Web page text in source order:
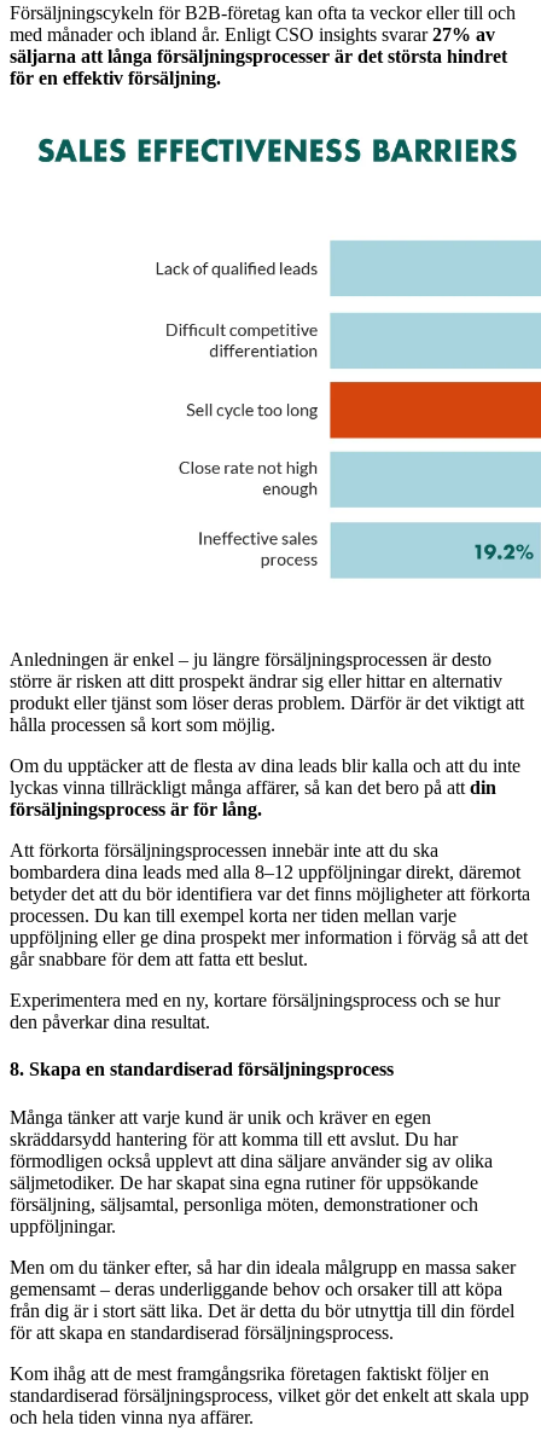
Försäljningscykeln för B2B-företag kan ofta ta veckor eller till och
med månader och ibland år. Enligt CSO insights svarar27% av
säljarna att långa försäljningsprocesser är det största hindret
för en effektiv försäljning.
Anledningen är enkel – ju längre försäljningsprocessen är desto
större är risken att ditt prospekt ändrar sig eller hittar en alternativ
produkt eller tjänst som löser deras problem. Därför är det viktigt att
hålla processen så kort som möjlig.
Om du upptäcker att de flesta av dina leads blir kalla och att du inte
lyckas vinna tillräckligt många affärer, så kan det bero på att din
försäljningsprocess är för lång.
Att förkorta försäljningsprocessen innebär inte att du ska
bombardera dina leads med alla 8–12 uppföljningar direkt, däremot
betyder det att du bör identifiera var det finns möjligheter att förkorta
processen. Du kan till exempel korta ner tiden mellan varje
uppföljning eller ge dina prospekt mer information i förväg så att det
går snabbare för dem att fatta ett beslut.
Experimentera med en ny, kortare försäljningsprocess och se hur
den påverkar dina resultat.
8. Skapa en standardiserad försäljningsprocess
Många tänker att varje kund är unik och kräver en egen
skräddarsydd hantering för att komma till ett avslut. Du har
förmodligen också upplevt att dina säljare använder sig av olika
säljmetodiker. De har skapat sina egna rutiner för uppsökande
försäljning, säljsamtal, personliga möten, demonstrationer och
uppföljningar.
Men om du tänker efter, så har din ideala målgrupp en massa saker
gemensamt – deras underliggande behov och orsaker till att köpa
från dig är i stort sätt lika. Det är detta du bör utnyttja till din fördel
för att skapa en standardiserad försäljningsprocess.
Kom ihåg att de mest framgångsrika företagen faktiskt följer en
standardiserad försäljningsprocess, vilket gör det enkelt att skala upp
och hela tiden vinna nya affärer.